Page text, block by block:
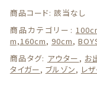
ッ
ト
革
ャ
ン
商品コード: 該当なし
商品カテゴリー:
m,160cm, 90cm,
商品タグ: アウター , お
タイガー, ブルゾン, レ